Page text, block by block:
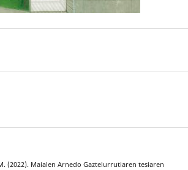
(2022). Maialen Arnedo Gaztelurrutiaren tesiaren